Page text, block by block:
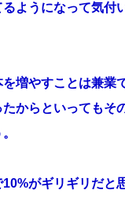
ようになって気付
増やすことは兼業
からといってもそ
がギリギリだと